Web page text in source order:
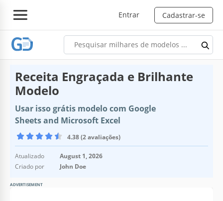
Entrar Cadastrar-se
Receita Engraçada e Brilhante
Modelo
Usar isso grátis modelo com Google
Sheets and Microsoft Excel
4.38 (2 avaliações)
Atualizado
August 1, 2026
Criado por
John Doe
ADVERTISEMENT